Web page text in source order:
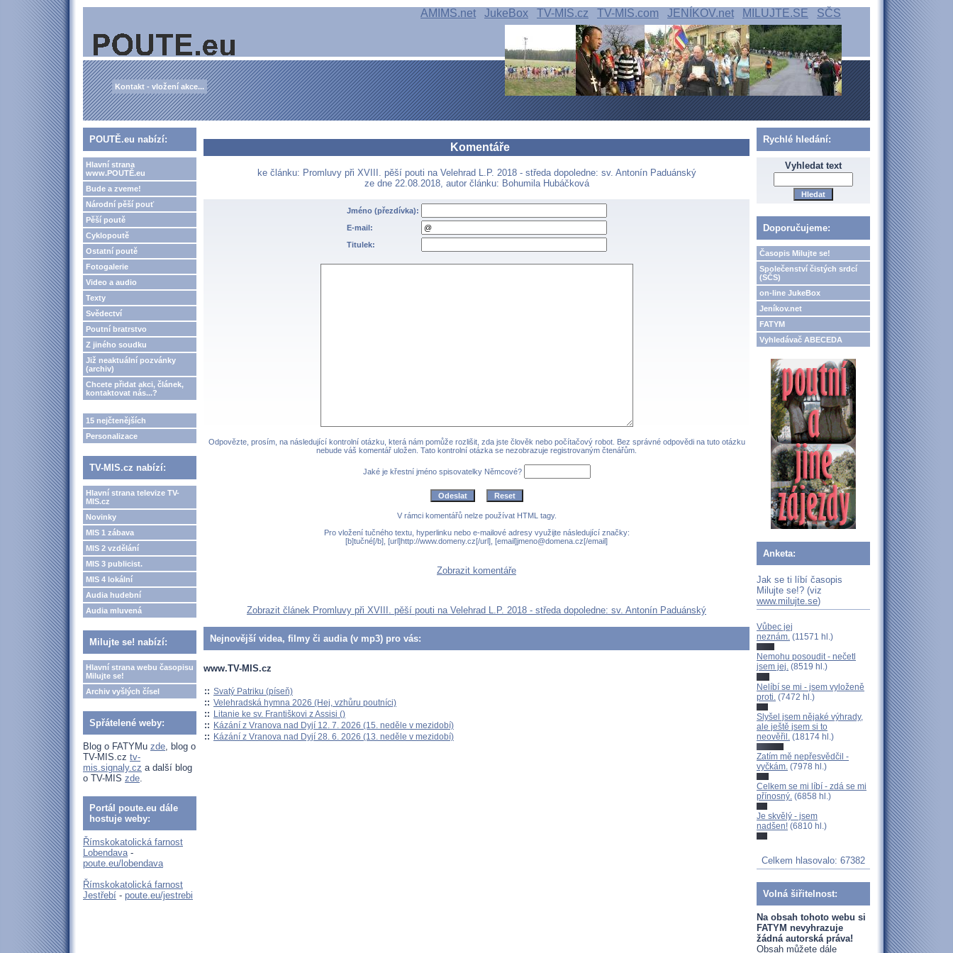
AMIMS.net JukeBox TV-MIS.cz TV-MIS.com JENÍKOV.net MILUJTE.SE SČS
Kontakt - vložení akce...
POUTĚ.eu nabízí:
Hlavní strana
www.POUTĚ.eu
Bude a zveme!
Národní pěší pouť
Pěší poutě
Cyklopoutě
Ostatní poutě
Fotogalerie
Video a audio
Texty
Svědectví
Poutní bratrstvo
Z jiného soudku
Již neaktuální pozvánky
(archiv)
Chcete přidat akci, článek,
kontaktovat nás...?
15 nejčtenějších
Personalizace
TV-MIS.cz nabízí:
Hlavní strana televize TV-
MIS.cz
Novinky
MIS 1 zábava
MIS 2 vzdělání
MIS 3 publicist.
MIS 4 lokální
Audia hudební
Audia mluvená
Milujte se! nabízí:
Hlavní strana webu časopisu
Milujte se!
Archiv vyšlých čísel
Spřátelené weby:
Blog o FATYMu zde, blog o
TV-MIS.cz tv-
mis.signaly.cz a další blog
o TV-MIS zde.
Portál poute.eu dále
hostuje weby:
Římskokatolická farnost
Lobendava-
poute.eu/lobendava
Římskokatolická farnost
Jestřebí - poute.eu/jestrebi
Komentáře
ke článku: Promluvy při XVIII. pěší pouti na Velehrad L.P. 2018 - středa dopoledne: sv. Antonín Paduánský
ze dne 22.08.2018, autor článku: Bohumila Hubáčková
Jméno (přezdívka):
E-mail:
Titulek:
Odpovězte, prosím, na následující kontrolní otázku, která nám pomůže rozlišit, zda jste člověk nebo počítačový robot. Bez správné odpovědi na tuto otázku
nebude váš komentář uložen. Tato kontrolní otázka se nezobrazuje registrovaným čtenářům.
Jaké je křestní jméno spisovatelky Němcové?
V rámci komentářů nelze používat HTML tagy.
Pro vložení tučného textu, hyperlinku nebo e-mailové adresy využijte následující značky:
[b]tučné[/b], [url]http://www.domeny.cz[/url], [email]jmeno@domena.cz[/email]
Zobrazit komentáře
Zobrazit článek Promluvy při XVIII. pěší pouti na Velehrad L.P. 2018 - středa dopoledne: sv. Antonín Paduánský
Nejnovější videa, filmy či audia (v mp3) pro vás:
www.TV-MIS.cz
:: Svatý Patriku (píseň)
:: Velehradská hymna 2026 (Hej, vzhůru poutníci)
:: Litanie ke sv. Františkovi z Assisi ()
:: Kázání z Vranova nad Dyjí 12. 7. 2026 (15. neděle v mezidobí)
:: Kázání z Vranova nad Dyjí 28. 6. 2026 (13. neděle v mezidobí)
Rychlé hledání:
Vyhledat text
Doporučujeme:
Časopis Milujte se!
Společenství čistých srdcí
(SČS)
on-line JukeBox
Jeníkov.net
FATYM
Vyhledávač ABECEDA
Anketa:
Jak se ti líbí časopis
Milujte se!? (viz
www.milujte.se)
Vůbec jej
neznám. (11571 hl.)
Nemohu posoudit - nečetl
jsem jej. (8519 hl.)
Nelíbí se mi - jsem vyloženě
proti. (7472 hl.)
Slyšel jsem nějaké výhrady,
ale ještě jsem si to
neověřil. (18174 hl.)
Zatím mě nepřesvědčil -
vyčkám. (7978 hl.)
Celkem se mi líbí - zdá se mi
přínosný. (6858 hl.)
Je skvělý - jsem
nadšen! (6810 hl.)
Celkem hlasovalo: 67382
Volná šiřitelnost:
Na obsah tohoto webu si
FATYM nevyhrazuje
žádná autorská práva!
Obsah můžete dále